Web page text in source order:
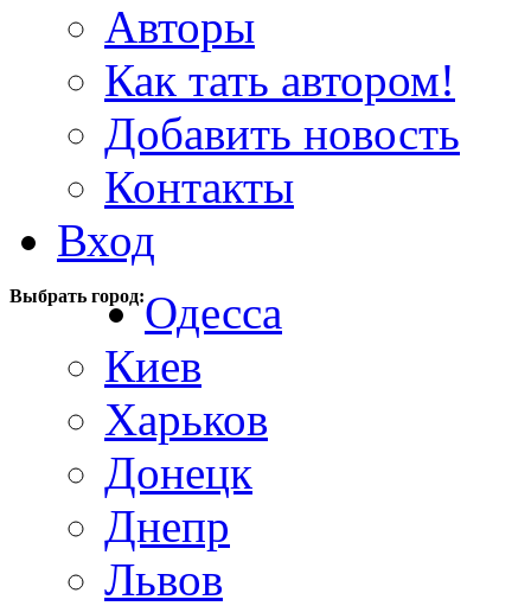
Авторы
Как тать автором!
Добавить новость
Контакты
Вход
Выбрать город:Одесса
Киев
Харьков
Донецк
Днепр
Львов